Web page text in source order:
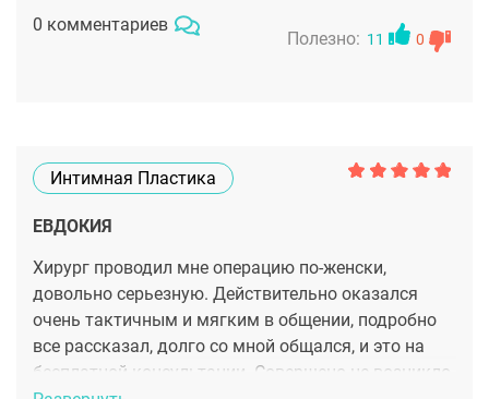
был отличный. Рекомендую хирурга всем
женщинам, кто столкнулся с проблемами после
0 комментариев
Полезно: 11 0
Интимная Пластика
ЕВДОКИЯ
Хирург проводил мне операцию по-женски,
довольно серьезную. Действительно оказался
очень тактичным и мягким в общении, подробно
все рассказал, долго со мной общался, и это на
бесплатной консультации. Совершено не возникло